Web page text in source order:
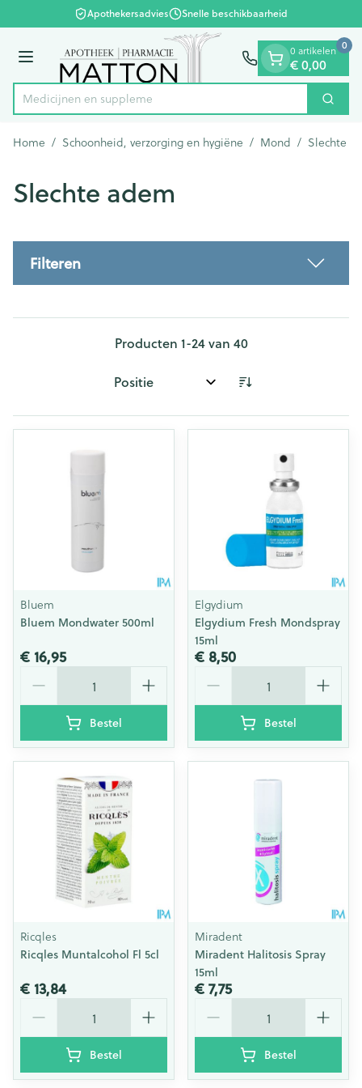
Ga naar de inhoudApothekersadvies Snelle beschikbaarheid
Menu
Product, merk, categorie...
Medi Zoek
0 artikelen
€ 0,00
0
Home / Schoonheid, verzorging en hygiëne / Mond / Slechte
Slechte adem
Filteren
Producten 1-24van 40
Sorteer op:
Bluem
Bluem Mondwater 500ml
€ 16,95
Bestel
Elgydium
Elgydium Fresh Mondspray
15ml
€ 8,50
Bestel
Ricqles
Ricqles Muntalcohol Fl 5cl
€ 13,84
Bestel
Miradent
Miradent Halitosis Spray
15ml
€ 7,75
Bestel